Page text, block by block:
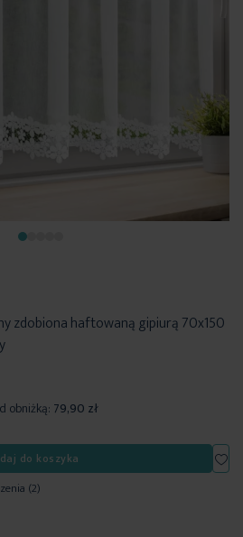
zdobiona haftowaną gipiurą 70x150
obniżką: 79,90 zł
do koszyka
(2)